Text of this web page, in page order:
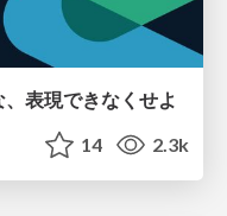
表現できなくせよ
14 2.3k